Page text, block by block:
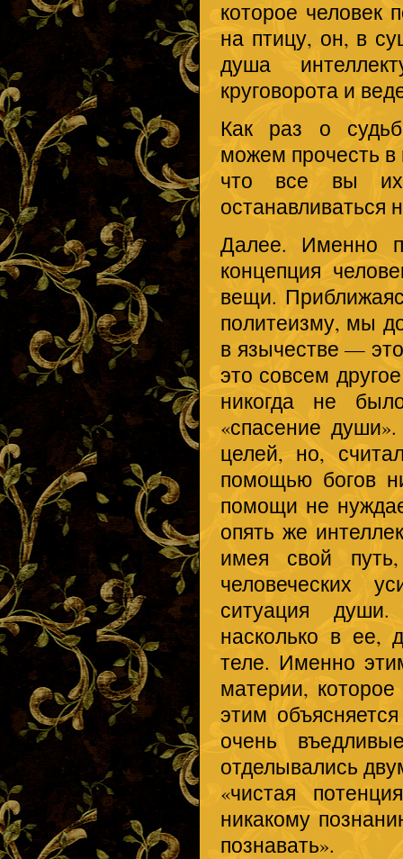
которое человек
на птицу, он, в
душа
круговорота и
Как раз о
можем прочесть в
что все вы их
останавливаться
Далее. Именно
концепция
вещи.
политеизму, мы
в язычестве —
это совсем
никогда не
«спасение
целей, но,
помощью богов
помощи не
опять же
имея свой
человеческих
ситуация
насколько в ее,
теле. Именно
материи,
этим
очень
отделывались
«чистая
никакому
познавать».